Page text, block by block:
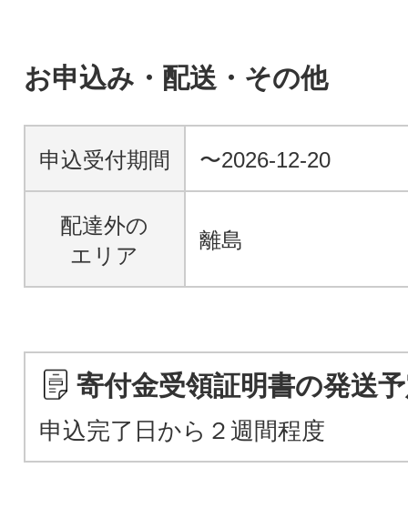
お申込み・配送・その他
申込受付期間 〜2026-12-20
配達外の
エリア
離島
寄付金受領証明書の発送
申込完了日から２週間程度